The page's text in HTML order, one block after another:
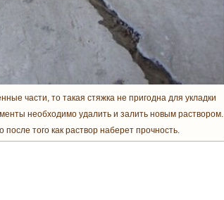
части, то такая стяжка не пригодна для укладки
необходимо удалить и залить новым раствором.
после того как раствор наберет прочность.